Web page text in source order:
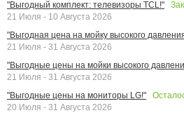
"Выгодный комплект: телевизоры TCL!"
21 Июля - 10 Августа 2026
"Выгодная цена на мойку высокого
21 Июля - 31 Августа 2026
"Выгодные цены на мойки высокого
21 Июля - 31 Августа 2026
"Выгодные цены на мониторы LG!"
20 Июля - 31 Августа 2026